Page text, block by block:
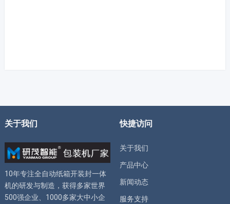
关于我们
10年专注全自动纸箱开装封一体
机的研发与制造，获得多家世界
500强企业、1000多家大中小企
快捷访问
关于我们
产品中心
新闻动态
服务支持